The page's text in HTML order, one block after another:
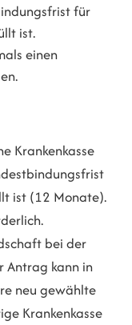
für
ist.
einen
Krankenkasse
ist (12 Monate).
bei der
Antrag kann in
neu gewählte
Krankenkasse